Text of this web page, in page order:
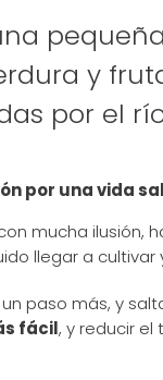
y
por el
por una vida
mucha ilusión,
llegar a
paso más, y
fácil, y reducir el